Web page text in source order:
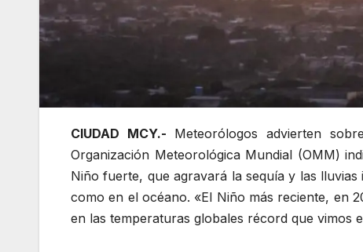
CIUDAD MCY.- Meteorólogos advierten
Organización Meteorológica Mundial (OMM)
Niño fuerte, que agravará la sequía y las
como en el océano. «El Niño más reciente, en
en las temperaturas globales récord que vimos